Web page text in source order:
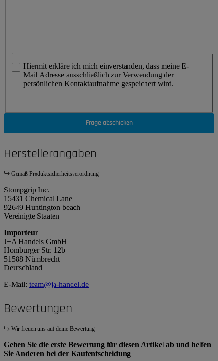
Hiermit erkläre ich mich einverstanden, dass meine E-
Mail Adresse ausschließlich zur Verwendung der
persönlichen Kontaktaufnahme gespeichert wird.
Frage abschicken
Herstellerangaben
Gemäß Produktsicherheitsverordnung
Stompgrip Inc.
15431 Chemical Lane
92649 Huntington beach
Vereinigte Staaten
Importeur
J+A Handels GmbH
Homburger Str. 12b
51588 Nümbrecht
Deutschland
E-Mail: team@ja-handel.de
Bewertungen
Wir freuen uns auf deine Bewertung
Geben Sie die erste Bewertung für diesen Artikel ab und helfen
Sie Anderen bei der Kaufentscheidung